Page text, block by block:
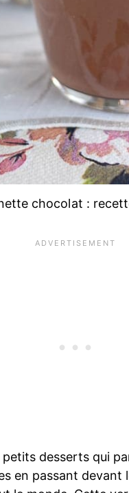
chocolat :
desserts qui
en passant devant